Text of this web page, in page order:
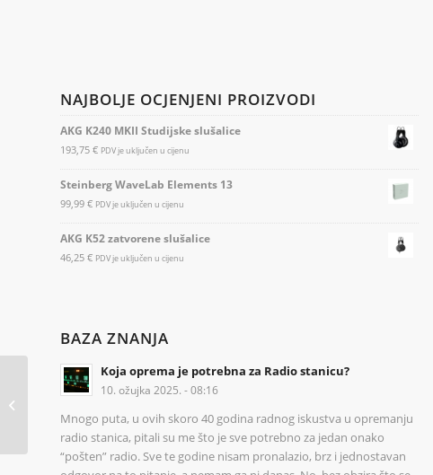
NAJBOLJE OCJENJENI PROIZVODI
AKG K240 MKII Studijske slušalice
193,75 € PDV je uključen u cijenu
Steinberg WaveLab Elements 13
99,99 € PDV je uključen u cijenu
AKG K52 zatvorene slušalice
46,25 € PDV je uključen u cijenu
BAZA ZNANJA
Koja oprema je potrebna za Radio stanicu?
10. ožujka 2025. - 08:16
Mnogo puta, u ovih skoro 40 godina radnog iskustva u opremanju
radio stanica, pitali su me što je sve potrebno za jedan onako
“pošten” radio. Sve te godine nisam pronalazio, brz i jednostavan
Usluga izrade Osnovnih
Udruge